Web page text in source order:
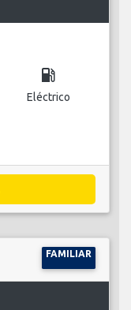
local_gas_station
Eléctrico
FAMILIAR